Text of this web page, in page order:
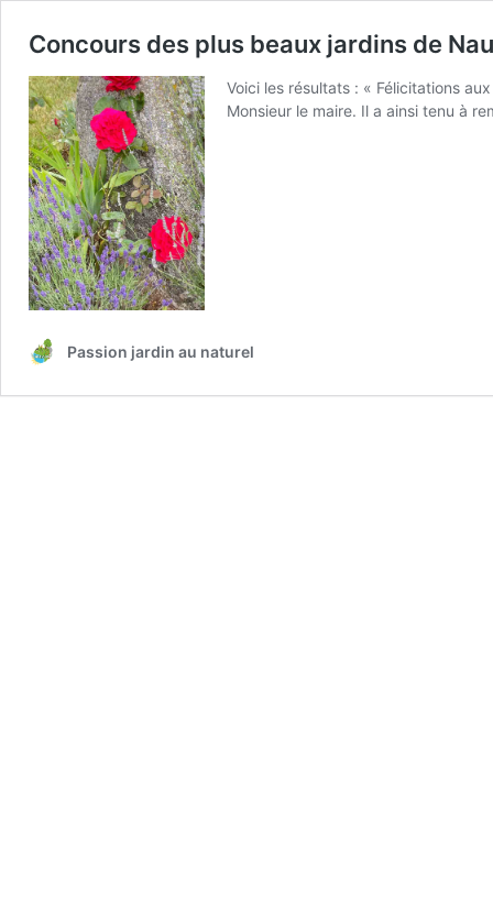
Concours des plus beaux jardins de
Voici les résultats : « Félicitations
Monsieur le maire. Il a ainsi tenu à
Passion jardin au naturel